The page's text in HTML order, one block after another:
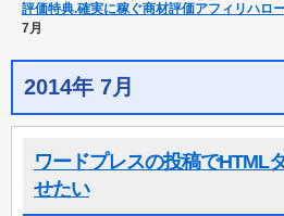
評価特典.確実に稼ぐ商材評価アフィリハロ
7月
2014年 7月
ワードプレスの投稿でHTML
せたい